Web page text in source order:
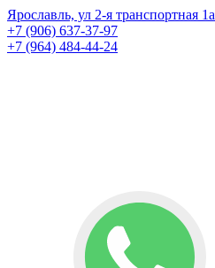
Ярославль, ул 2-я транспортная 1а
+7 (906) 637-37-97
+7 (964) 484-44-24